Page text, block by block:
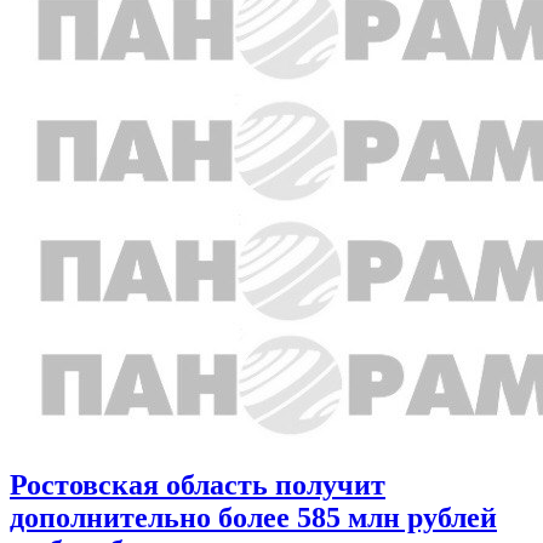
Ростовская область получит
дополнительно более 585 млн рублей